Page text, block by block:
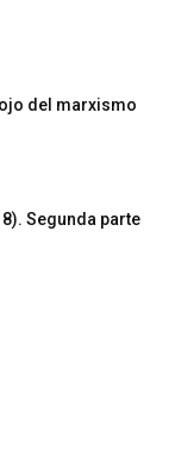
del marxismo
Segunda parte